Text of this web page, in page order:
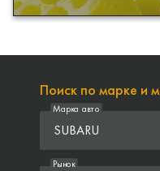
Поиск по марке и
SUBARU
Марка авто
Рынок